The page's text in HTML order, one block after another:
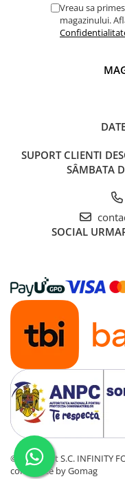
Vreau sa
magazinului.
SUPORT CLIENTI
SÂMBATA
SOCIAL
©Copyright S.C. INFINITY
commerce by Gomag